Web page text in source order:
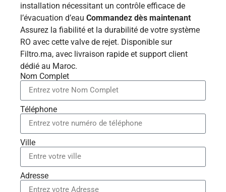
installation nécessitant un contrôle efficace de
l’évacuation d’eau Commandez dès maintenant
Assurez la fiabilité et la durabilité de votre système
RO avec cette valve de rejet. Disponible sur
Filtro.ma, avec livraison rapide et support client
dédié au Maroc.
Nom Complet
Téléphone
Ville
Adresse